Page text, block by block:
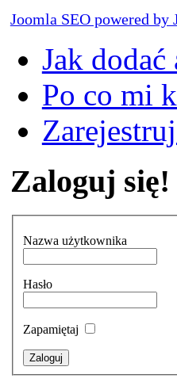
Joomla SEO powered by
Jak dodać
Po co mi
Zaloguj się!
Nazwa użytkownika
Hasło
Zapamiętaj